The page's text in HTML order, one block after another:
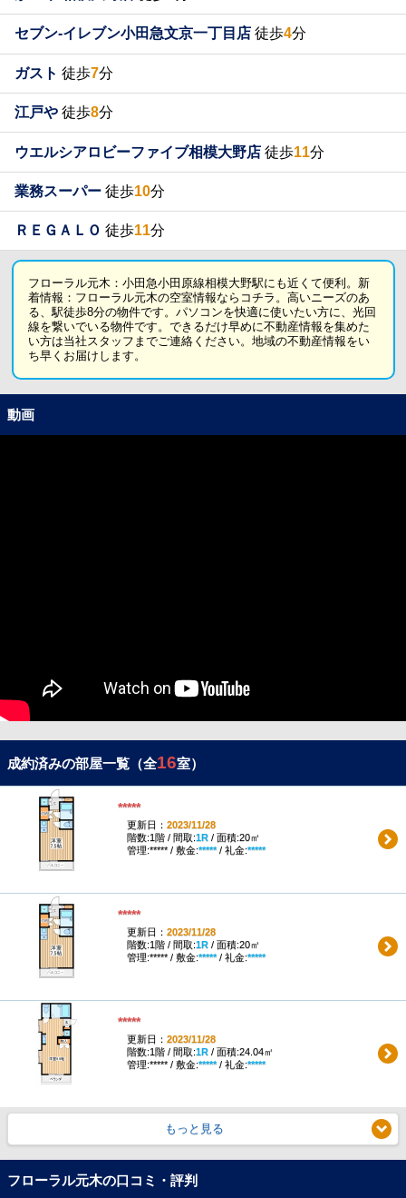
セブン-イレブン小田急文京一丁目店 徒歩4分
ガスト 徒歩7分
江戸や 徒歩8分
ウエルシアロビーファイブ相模大野店 徒歩11分
業務スーパー 徒歩10分
ＲＥＧＡＬＯ 徒歩11分
フローラル元木：小田急小田原線相模大野駅にも近くて便利。新
着情報：フローラル元木の空室情報ならコチラ。高いニーズのあ
る、駅徒歩8分の物件です。パソコンを快適に使いたい方に、光回
線を繋いでいる物件です。できるだけ早めに不動産情報を集めた
い方は当社スタッフまでご連絡ください。地域の不動産情報をい
ち早くお届けします。
動画
成約済みの部屋一覧（全16室）
*****
更新日： 2023/11/28
階数:1階 / 間取:1R/ 面積:20㎡
管理:***** / 敷金:*****/ 礼金:*****
*****
更新日： 2023/11/28
階数:1階 / 間取:1R/ 面積:20㎡
管理:***** / 敷金:*****/ 礼金:*****
*****
更新日： 2023/11/28
階数:1階 / 間取:1R/ 面積:24.04㎡
管理:***** / 敷金:*****/ 礼金:*****
もっと見る
フローラル元木の口コミ・評判